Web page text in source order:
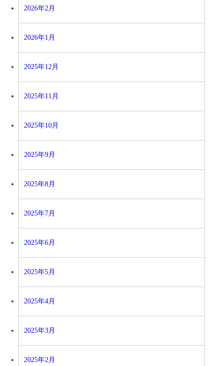
2026年2月
2026年1月
2025年12月
2025年11月
2025年10月
2025年9月
2025年8月
2025年7月
2025年6月
2025年5月
2025年4月
2025年3月
2025年2月